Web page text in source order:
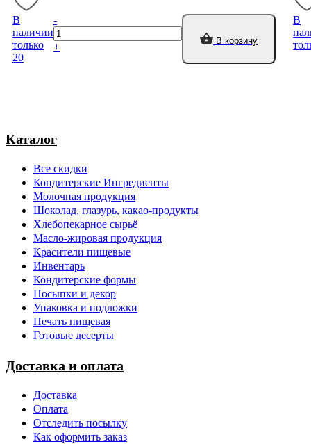
В
наличии
только
20
-
+
В корзину
В
Каталог
Все скидки
Кондитерские Ингредиенты
Молочная продукция
Шоколад, глазурь, какао-продукты
Хлебопекарное сырьё
Масло-жировая продукция
Красители пищевые
Инвентарь
Кондитерские формы
Посыпки и декор
Упаковка и подложки
Печать пищевая
Готовые десерты
Доставка и оплата
Доставка
Оплата
Отследить посылку
Как оформить заказ